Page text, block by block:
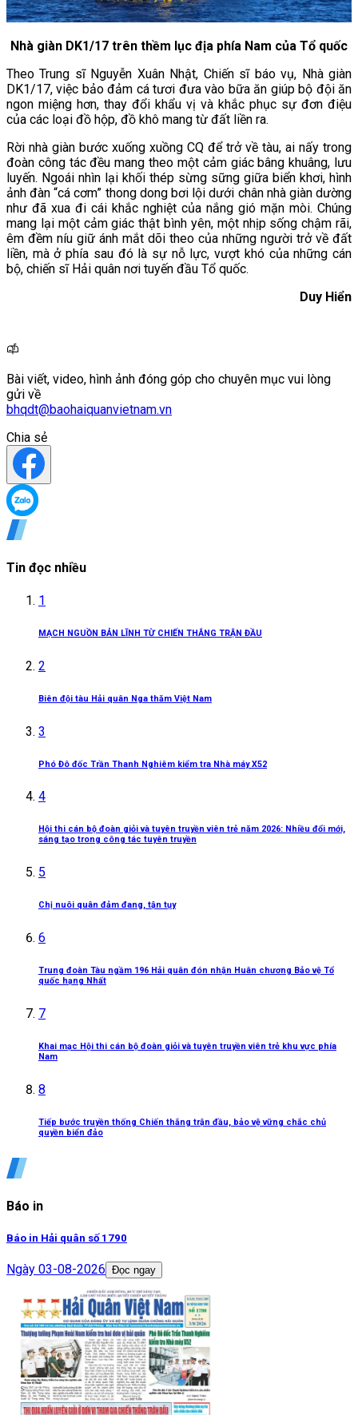
Nhà giàn DK1/17 trên thềm lục địa phía Nam của Tổ quốc
Theo Trung sĩ Nguyễn Xuân Nhật, Chiến sĩ báo vụ, Nhà giàn
DK1/17, việc bảo đảm cá tươi đưa vào bữa ăn giúp bộ đội ăn
ngon miệng hơn, thay đổi khẩu vị và khắc phục sự đơn điệu
của các loại đồ hộp, đồ khô mang từ đất liền ra.
Rời nhà giàn bước xuống xuồng CQ để trở về tàu, ai nấy trong
đoàn công tác đều mang theo một cảm giác bâng khuâng, lưu
luyến. Ngoái nhìn lại khối thép sừng sững giữa biển khơi, hình
ảnh đàn “cá cơm” thong dong bơi lội dưới chân nhà giàn dường
như đã xua đi cái khắc nghiệt của nắng gió mặn mòi. Chúng
mang lại một cảm giác thật bình yên, một nhịp sống chậm rãi,
êm đềm níu giữ ánh mắt dõi theo của những người trở về đất
liền, mà ở phía sau đó là sự nỗ lực, vượt khó của những cán
bộ, chiến sĩ Hải quân nơi tuyến đầu Tổ quốc.
Duy Hiển
Bài viết, video, hình ảnh đóng góp cho chuyên mục vui lòng
gửi về
bhqdt@baohaiquanvietnam.vn
Chia sẻ
Tin đọc nhiều
1
MẠCH NGUỒN BẢN LĨNH TỪ CHIẾN THẮNG TRẬN ĐẦU
2
Biên đội tàu Hải quân Nga thăm Việt Nam
3
Phó Đô đốc Trần Thanh Nghiêm kiểm tra Nhà máy X52
4
Hội thi cán bộ đoàn giỏi và tuyên truyền viên trẻ năm 2026: Nhiều đổi mới,
sáng tạo trong công tác tuyên truyền
5
Chị nuôi quân đảm đang, tận tụy
6
Trung đoàn Tàu ngầm 196 Hải quân đón nhận Huân chương Bảo vệ Tổ
quốc hạng Nhất
7
Khai mạc Hội thi cán bộ đoàn giỏi và tuyên truyền viên trẻ khu vực phía
Nam
8
Tiếp bước truyền thống Chiến thắng trận đầu, bảo vệ vững chắc chủ
quyền biển đảo
Báo in
Báo in Hải quân số 1790
Ngày 03-08-2026 Đọc ngay